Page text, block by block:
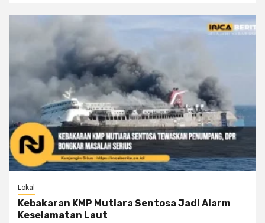
Lokal
Kebakaran KMP Mutiara Sentosa Jadi Alarm
Keselamatan Laut